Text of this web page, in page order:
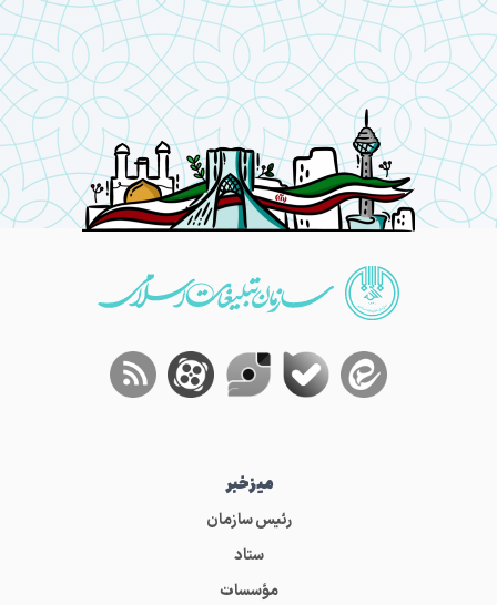
میز‌خبر
رئیس سازمان
ستاد
مؤسسات